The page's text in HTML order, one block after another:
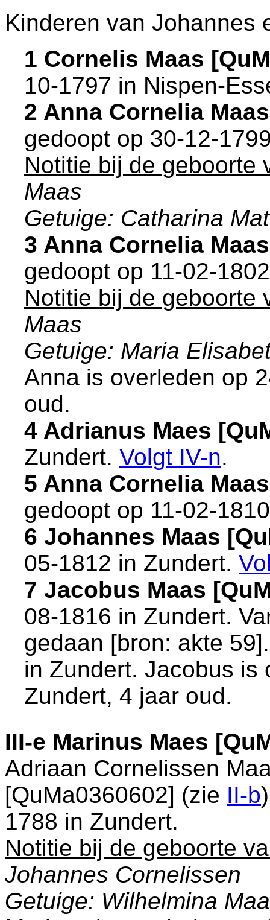
Kinderen van Johannes
1 Cornelis Maas
10-1797 in Nispen-
2 Anna Cornelia
gedoopt op 30-12-
Notitie bij de geboorte
Maas
Getuige: Catharina
3 Anna Cornelia
gedoopt op 11-02-
Notitie bij de geboorte
Maas
Getuige: Maria
Anna is overleden op
oud.
4 Adrianus Maes
Zundert. Volgt IV-n.
5 Anna Cornelia
gedoopt op 11-02-
6 Johannes Maas
05-1812 in Zundert.
7 Jacobus Maas
08-1816 in Zundert.
gedaan [bron: akte 59
in Zundert. Jacobus is
Zundert, 4 jaar oud.
III-e Marinus Maes
Adriaan Cornelissen
[QuMa0360602] (zie II-b
1788 in Zundert.
Notitie bij de geboorte
Johannes Cornelissen
Getuige: Wilhelmina